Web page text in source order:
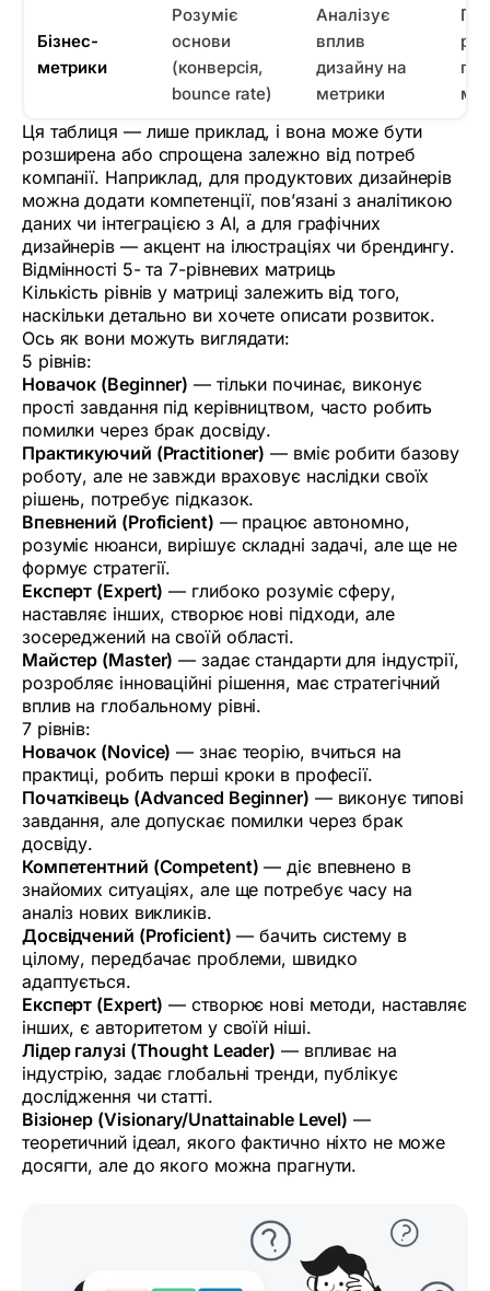
Бізнес-
метрики
Розуміє
основи
(конверсія,
bounce rate)
Аналізує
вплив
дизайну на
метрики
Ця таблиця — лише приклад, і вона може бути
розширена або спрощена залежно від потреб
компанії. Наприклад, для продуктових дизайнерів
можна додати компетенції, пов’язані з аналітикою
даних чи інтеграцією з AI, а для графічних
дизайнерів — акцент на ілюстраціях чи брендингу.
Відмінності 5- та 7-рівневих матриць
Кількість рівнів у матриці залежить від того,
наскільки детально ви хочете описати розвиток.
Ось як вони можуть виглядати:
5 рівнів:
Новачок (Beginner) — тільки починає, виконує
прості завдання під керівництвом, часто робить
помилки через брак досвіду.
Практикуючий (Practitioner) — вміє робити базову
роботу, але не завжди враховує наслідки своїх
рішень, потребує підказок.
Впевнений (Proficient) — працює автономно,
розуміє нюанси, вирішує складні задачі, але ще не
формує стратегії.
Експерт (Expert) — глибоко розуміє сферу,
наставляє інших, створює нові підходи, але
зосереджений на своїй області.
Майстер (Master) — задає стандарти для індустрії,
розробляє інноваційні рішення, має стратегічний
вплив на глобальному рівні.
7 рівнів:
Новачок (Novice) — знає теорію, вчиться на
практиці, робить перші кроки в професії.
Початківець (Advanced Beginner) — виконує типові
завдання, але допускає помилки через брак
досвіду.
Компетентний (Competent) — діє впевнено в
знайомих ситуаціях, але ще потребує часу на
аналіз нових викликів.
Досвідчений (Proficient) — бачить систему в
цілому, передбачає проблеми, швидко
адаптується.
Експерт (Expert) — створює нові методи, наставляє
інших, є авторитетом у своїй ніші.
Лідер галузі (Thought Leader) — впливає на
індустрію, задає глобальні тренди, публікує
дослідження чи статті.
Візіонер (Visionary/Unattainable Level) —
теоретичний ідеал, якого фактично ніхто не може
досягти, але до якого можна прагнути.